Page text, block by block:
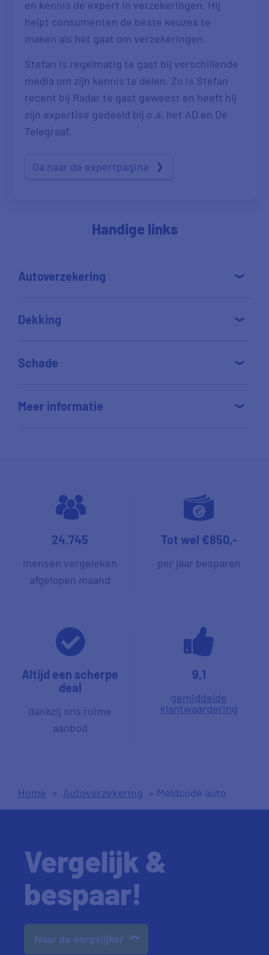
en kennis dé expert in verzekeringen. Hij
helpt consumenten de beste keuzes te
maken als het gaat om verzekeringen.
Stefan is regelmatig te gast bij verschillende
media om zijn kennis te delen. Zo is Stefan
recent bij Radar te gast geweest en heeft hij
zijn expertise gedeeld bij o.a. het AD en De
Telegraaf.
Ga naar de expertpagina
Handige links
Autoverzekering
Dekking
Schade
Meer informatie
24.745
mensen vergeleken
afgelopen maand
Tot wel €850,-
per jaar besparen
Altijd een scherpe
deal
dankzij ons ruime
aanbod
9,1
gemiddelde
klantwaardering
Home » Autoverzekering » Meldcode auto
Vergelijk &
bespaar!
Naar de vergelijker